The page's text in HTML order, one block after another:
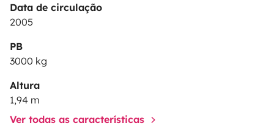
Data de circulação
2005
PB
3000 kg
Altura
1,94 m
Ver todas as características